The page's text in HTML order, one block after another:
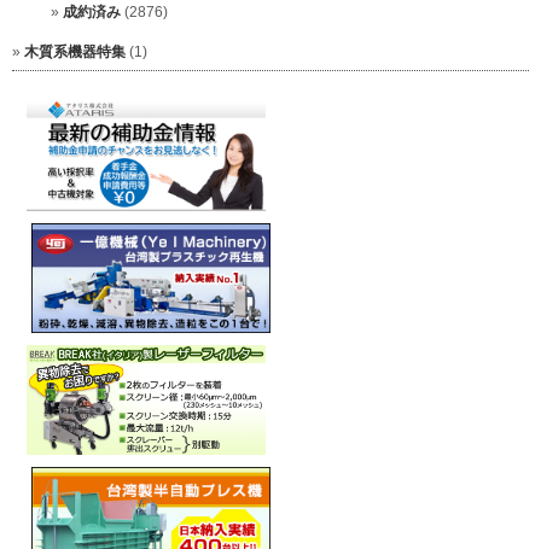
成約済み (2876)
木質系機器特集 (1)